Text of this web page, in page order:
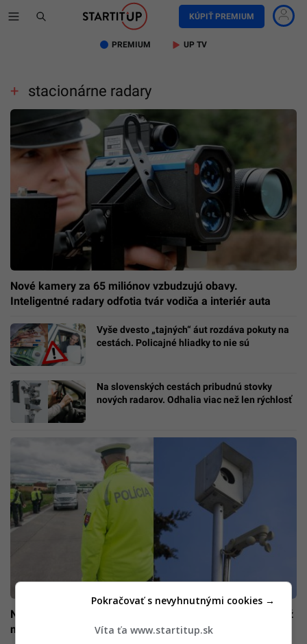
KÚPIŤ PREMIUM
PREMIUM UP TV
stacionárne radary
Nové kamery za 65 miliónov vzbudzujú obavy.
Inteligentné radary odfotia tvár vodiča a interiér auta
Vyše dvesto „tajných“ áut rozdáva pokuty na
cestách. Policajné hliadky to nie sú
Na slovenských cestách pribudnú stovky
nových radarov. Odhalia viac než len rýchlosť
Nový „bič“ na vodičov: Spomaliť iba pred radarom sa ti už
nevyplatí, prichádza radikálna zmena
Víta ťa www.startitup.sk
Pokračovať s nevyhnutnými cookies →